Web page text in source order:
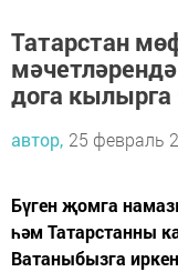
Татарстан
дога
автор, 25 февраль
Бүген җомга
һәм Татарстанны
Ватаныбызга